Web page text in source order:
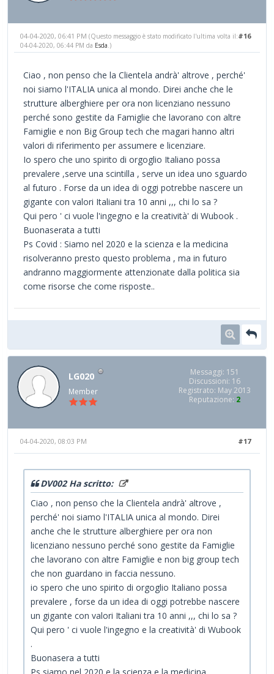
#16
04-04-2020, 06:41 PM (Questo messaggio è stato modificato l'ultima volta il:
04-04-2020, 06:44 PM da Esda.)
Ciao , non penso che la Clientela andrà' altrove , perché'
noi siamo l'ITALIA unica al mondo. Direi anche che le
strutture alberghiere per ora non licenziano nessuno
perché sono gestite da Famiglie che lavorano con altre
Famiglie e non Big Group tech che magari hanno altri
valori di riferimento per assumere e licenziare.
Io spero che uno spirito di orgoglio Italiano possa
prevalere ,serve una scintilla , serve un idea uno sguardo
al futuro . Forse da un idea di oggi potrebbe nascere un
gigante con valori Italiani tra 10 anni ,,, chi lo sa ?
Qui pero ' ci vuole l'ingegno e la creatività' di Wubook .
Buonaserata a tutti
Ps Covid : Siamo nel 2020 e la scienza e la medicina
risolveranno presto questo problema , ma in futuro
andranno maggiormente attenzionate dalla politica sia
come risorse che come risposte..
LG020
Member
Messaggi: 151
Discussioni: 16
Registrato: May 2013
Reputazione: 2
#17
04-04-2020, 08:03 PM
DV002 Ha scritto:
Ciao , non penso che la Clientela andrà' altrove ,
perché' noi siamo l'ITALIA unica al mondo. Direi
anche che le strutture alberghiere per ora non
licenziano nessuno perché sono gestite da Famiglie
che lavorano con altre Famiglie e non big group tech
che non guardano in faccia nessuno.
io spero che uno spirito di orgoglio Italiano possa
prevalere , forse da un idea di oggi potrebbe nascere
un gigante con valori Italiani tra 10 anni ,,, chi lo sa ?
Qui pero ' ci vuole l'ingegno e la creatività' di Wubook
.
Buonasera a tutti